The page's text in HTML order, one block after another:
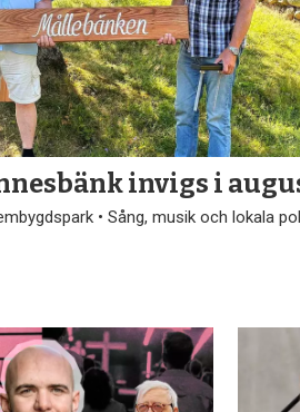
invigs i
• Sång, musik och lokala